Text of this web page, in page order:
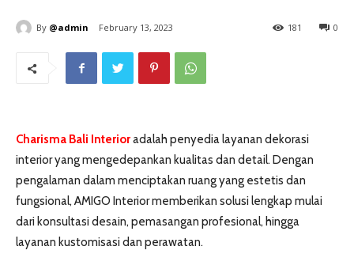
By @admin February 13, 2023 0
181
Charisma Bali Interioradalah penyedia layanan dekorasi
interior yang mengedepankan kualitas dan detail. Dengan
pengalaman dalam menciptakan ruang yang estetis dan
fungsional, AMIGO Interior memberikan solusi lengkap mulai
dari konsultasi desain, pemasangan profesional, hingga
layanan kustomisasi dan perawatan.